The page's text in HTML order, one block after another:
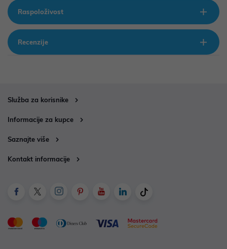
Raspoloživost
Recenzije
Služba za korisnike
Informacije za kupce
Saznajte više
Kontakt informacije